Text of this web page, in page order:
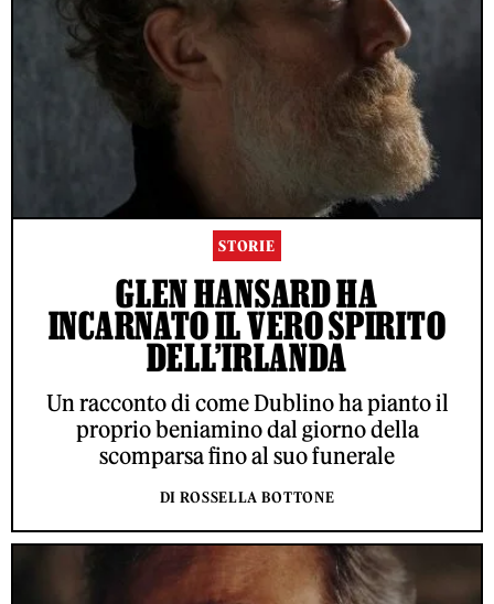
STORIE
GLEN HANSARD HA
INCARNATO IL VERO SPIRITO
DELL’IRLANDA
Un racconto di come Dublino ha pianto il
proprio beniamino dal giorno della
scomparsa fino al suo funerale
DI ROSSELLA BOTTONE